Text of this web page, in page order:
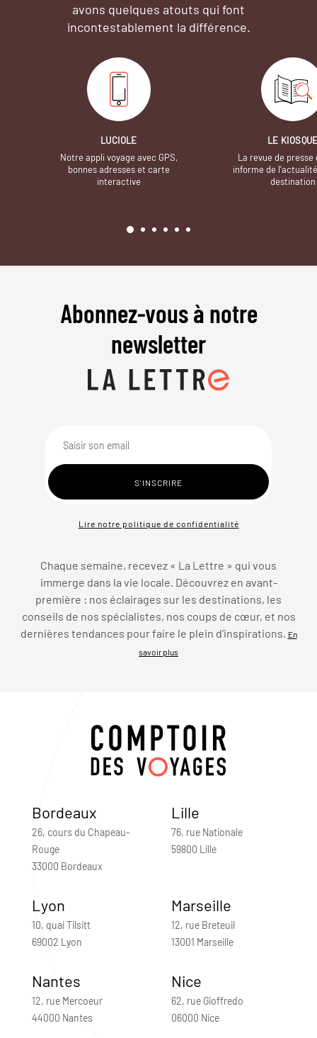
avons quelques atouts qui font
incontestablement la différence.
LUCIOLE
Notre appli voyage avec GPS,
bonnes adresses et carte
interactive
LE
La revue de presse
informe de
destination
Abonnez-vous à notre
newsletter
Lire notre politique de confidentialité
Chaque semaine, recevez « La Lettre » qui vous
immerge dans la vie locale. Découvrez en avant-
première : nos éclairages sur les destinations, les
conseils de nos spécialistes, nos coups de cœur, et nos
dernières tendances pour faire le plein d’inspirations.
En
savoir plus
Bordeaux
26, cours du Chapeau-
Rouge
33000 Bordeaux
Lille
76, rue Nationale
59800 Lille
Lyon
10, quai Tilsitt
69002 Lyon
Marseille
12, rue Breteuil
13001 Marseille
Nantes
12, rue Mercoeur
44000 Nantes
Nice
62, rue Gioffredo
06000 Nice